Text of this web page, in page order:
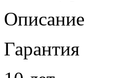
Описание
Гарантия